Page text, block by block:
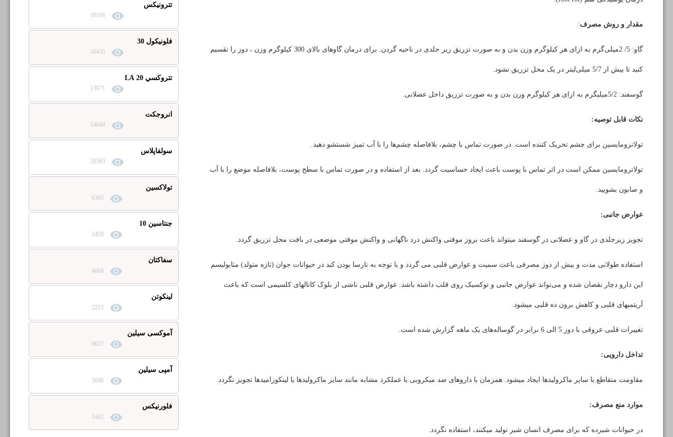
مقدار و روش مصرف:
گاو: 5/ 2میلی‌گرم به ازای هر کیلوگرم وزن بدن و به صورت تزریق زیر جلدی در ناحیه گردن . برای درمان گاوهای بالای 300 کیلوگرم وزن ، دوز را تقسیم
کنید تا بیش از 5/7 میلی‌لیتر در یک محل تزریق نشود.
گوسفند: 5/2میلی­گرم به ازای هر کیلوگرم وزن بدن و به صورت تزریق داخل عضلانی.
نکات قابل توصیه:
تولاترومایسین برای چشم تحریک کننده است. در صورت تماس با چشم، بلافاصله چشم‌ها را با آب تمیز شستشو دهید.
تولاترومایسین ممکن است در اثر تماس با پوست باعث ایجاد حساسیت گردد. بعد از استفاده و در صورت تماس با سطح پوست، بلافاصله موضع را با آب
و صابون بشویید.
عوارض جانبی:
تجویز زیرجلدی در گاو و عضلانی در گوسفند می­تواند باعث بروز موقتی واکنش ­درد ناگهانی و واکنش موقتی موضعی در بافت محل تزریق گردد.
استفاده طولانی مدت و بیش از دوز مصرفی باعث سمیت و عوارض قلبی می گردد و با توجه به نارسا بودن کبد در حیوانات جوان (تازه متولد) متابولیسم
این دارو دچار نقصان شده و می‌تواند عوارض جانبی و توکسیک روی قلب داشته باشد. عوارض قلبی ناشی از بلوک کانال­های کلسیمی است که باعث
آریتمی­های قلبی و کاهش برون ده قلبی می­شود.
تغییرات قلبی عروقی با دوز 5 الی 6 برابر در گوساله‌های یک ماهه گزارش شده است.
تداخل دارویی:
مقاومت متقاطع با سایر ماکرولیدها ایجاد می­شود. همزمان با داروهای ضد میکروبی با عملکرد مشابه مانند سایر ماکرولیدها یا لینکوزامیدها تجویز نگردد.
موارد منع مصرف:
در حیوانات شیرده که برای مصرف انسان شیر تولید می­کنند، استفاده نگردد.
تترونیکس
10166
فلونیکول 30
16435
تتروكسي 20 LA
13871
انروجکت
14644
سولفاپلاس
20563
تولاکسین
6363
جنتاسين 10
2459
سفاکتان
4068
لینکوتن
2253
آموکسی سیلین
9627
آمپی سیلین
5698
فلورنیکس
3462